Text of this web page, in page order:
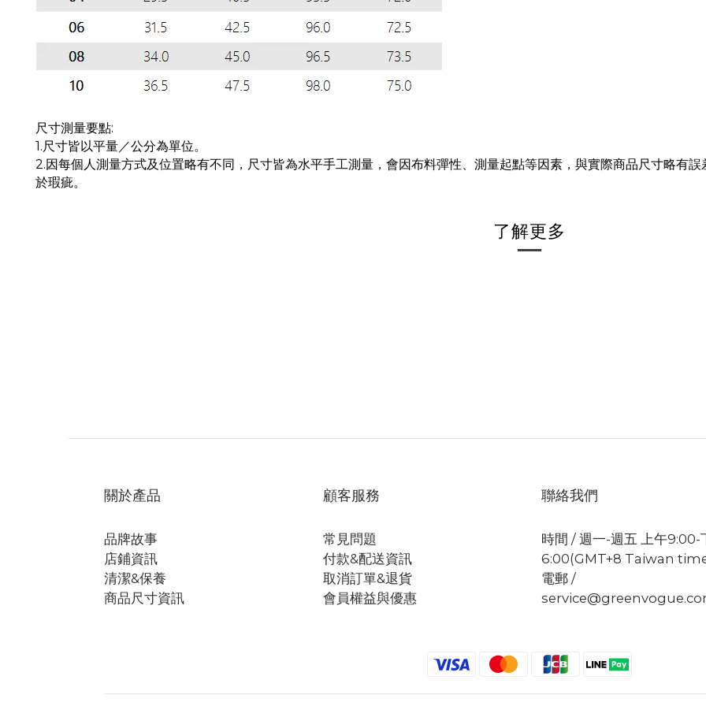
尺寸測量要點:
1.尺寸皆以平量／公分為單位。
2.因每個人測量方式及位置略有不同，尺寸皆為水平手工測量，會因布料彈性、測量起點等因素，與實際商品尺寸略有
於瑕疵。
了解更多
關於產品
品牌故事
店鋪資訊
清潔&保養
商品尺寸資訊
顧客服務
常見問題
付款&配送資訊
取消訂單&退貨
會員權益與優惠
聯絡我們
時間 / 週一-週五 上午9:00-
6:00(GMT+8 Taiwan
電郵 /